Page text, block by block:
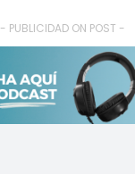
- PUBLICIDAD ON POST -